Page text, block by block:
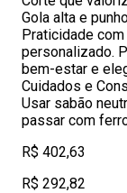
Gola alta e
Praticidade
personalizado.
bem-estar e
Cuidados e
Usar sabão
passar com
R$ 402,63
R$ 292,82